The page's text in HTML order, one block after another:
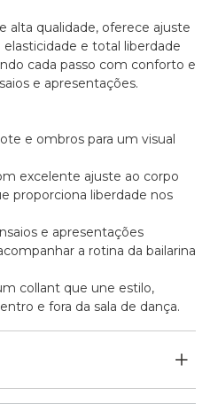
alta qualidade, oferece ajuste
e total liberdade
cada passo com conforto e
e apresentações.
e ombros para um visual
excelente ajuste ao corpo
proporciona liberdade nos
e apresentações
a rotina da bailarina
collant que une estilo,
e fora da sala de dança.